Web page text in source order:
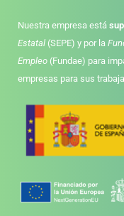
Nuestra empresa está
Estatal (SEPE) y por la
Empleo (Fundae) para
empresas para sus